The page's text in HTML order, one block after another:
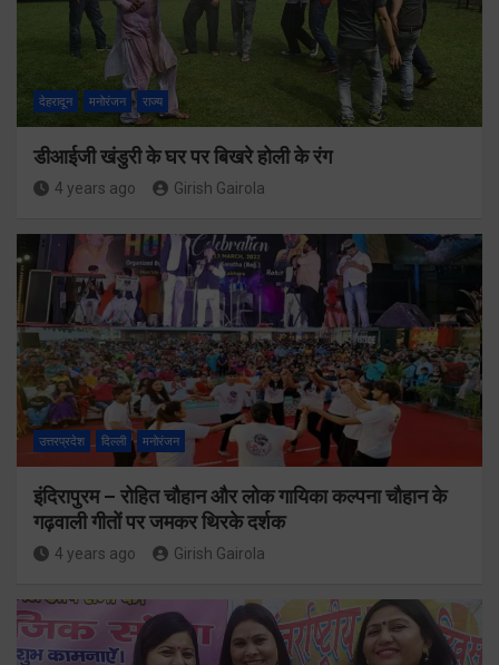
देहरादून मनोरंजन राज्य
डीआईजी खंडुरी के घर पर बिखरे होली के रंग
4 years ago Girish Gairola
उत्तरप्रदेश दिल्ली मनोरंजन
इंदिरापुरम – रोहित चौहान और लोक गायिका कल्पना चौहान के
गढ़वाली गीतों पर जमकर थिरके दर्शक
4 years ago Girish Gairola